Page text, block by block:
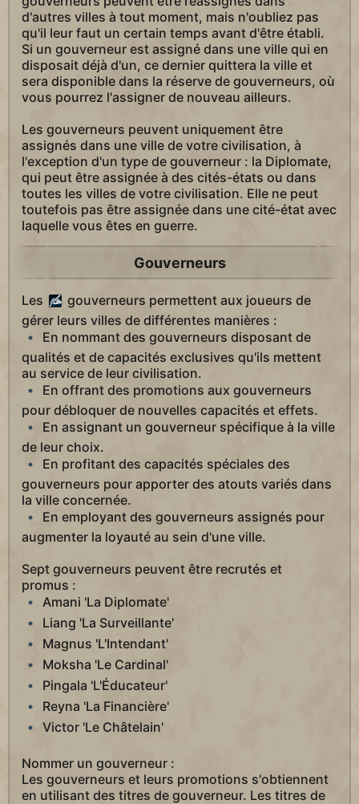
d'autres villes à tout moment, mais n'oubliez pas
qu'il leur faut un certain temps avant d'être établi.
Si un gouverneur est assigné dans une ville qui en
disposait déjà d'un, ce dernier quittera la ville et
sera disponible dans la réserve de gouverneurs, où
vous pourrez l'assigner de nouveau ailleurs.
Les gouverneurs peuvent uniquement être
assignés dans une ville de votre civilisation, à
l'exception d'un type de gouverneur : la Diplomate,
qui peut être assignée à des cités-états ou dans
toutes les villes de votre civilisation. Elle ne peut
toutefois pas être assignée dans une cité-état avec
laquelle vous êtes en guerre.
Gouverneurs
Les
gouverneurs permettent aux joueurs de
gérer leurs villes de différentes manières :
En nommant des gouverneurs disposant de
qualités et de capacités exclusives qu'ils mettent
au service de leur civilisation.
En offrant des promotions aux gouverneurs
pour débloquer de nouvelles capacités et effets.
En assignant un gouverneur spécifique à la ville
de leur choix.
En profitant des capacités spéciales des
gouverneurs pour apporter des atouts variés dans
la ville concernée.
En employant des gouverneurs assignés pour
augmenter la loyauté au sein d'une ville.
Sept gouverneurs peuvent être recrutés et
promus :
Amani 'La Diplomate'
Liang 'La Surveillante'
Magnus 'L'Intendant'
Moksha 'Le Cardinal'
Pingala 'L'Éducateur'
Reyna 'La Financière'
Victor 'Le Châtelain'
Nommer un gouverneur :
Les gouverneurs et leurs promotions s'obtiennent
en utilisant des titres de gouverneur. Les titres de